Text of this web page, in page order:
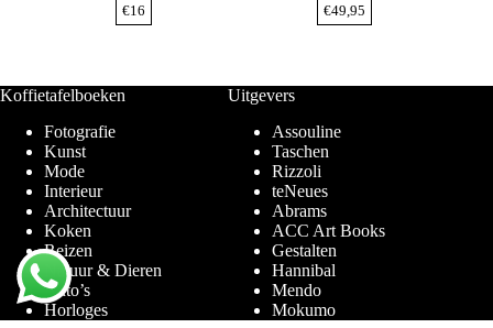
€16 €49,95
Koffietafelboeken
Fotografie
Kunst
Mode
Interieur
Architectuur
Koken
Reizen
Natuur & Dieren
Auto’s
Horloges
Uitgevers
Assouline
Taschen
Rizzoli
teNeues
Abrams
ACC Art Books
Gestalten
Hannibal
Mendo
Mokumo